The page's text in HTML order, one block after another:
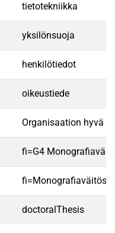
tietotekniikka
yksilönsuoja
henkilötiedot
oikeustiede
Organisaation hyvä
fi=G4
doctoralThesis